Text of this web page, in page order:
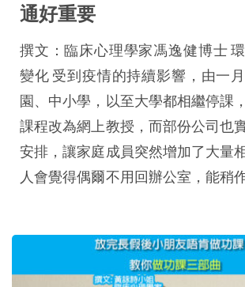
通好重要
撰文：臨床心理學家馮逸健博士
變化 受到疫情的持續影響，由一
園、中小學，以至大學都相繼停課
課程改為網上教授，而部份公司也
安排，讓家庭成員突然增加了大量
人會覺得偶爾不用回辦公室，能稍
情緒亦因為要面對這些非預期的事
負面影響。 或許我們平常未必留